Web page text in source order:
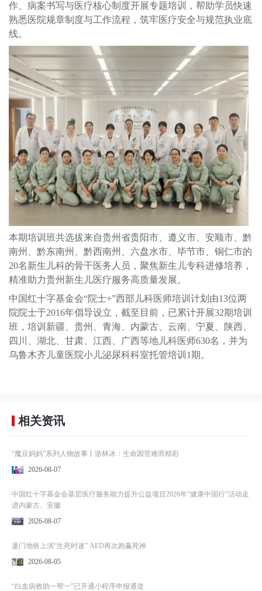
作、病案书写与医疗核心制度开展专题培训，帮助学员快速
熟悉医院规章制度与工作流程，筑牢医疗安全与规范执业底
线。
本期培训班共选拔来自贵州省贵阳市、遵义市、安顺市、黔
南州、黔东南州、黔西南州、六盘水市、毕节市、铜仁市的
20名新生儿科的骨干医务人员，聚焦新生儿专科进修培养，
精准助力贵州新生儿医疗服务高质量发展。
中国红十字基金会“院士+”西部儿科医师培训计划由13位两
院院士于2016年倡导设立，截至目前，已累计开展32期培训
班，培训新疆、贵州、青海、内蒙古、云南、宁夏、陕西、
四川、湖北、甘肃、江西、广西等地儿科医师630名，并为
乌鲁木齐儿童医院小儿泌尿科科室托管培训1期。
相关资讯
“魔豆妈妈”系列人物故事丨游林冰：生命因苦难而精彩
2026-08-07
中国红十字基金会基层医疗服务能力提升公益项目2026年“健康中国行”活动走
进内蒙古、安徽
2026-08-07
厦门地铁上演“生死时速” AED再次跑赢死神
2026-08-05
“白血病救助一帮一”已开通小程序申报通道